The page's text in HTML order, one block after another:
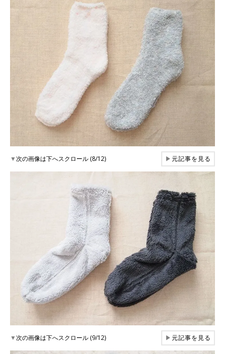
▼次の画像は下へスクロール (8/12) ▶元記事を見る
▼次の画像は下へスクロール (9/12) ▶元記事を見る